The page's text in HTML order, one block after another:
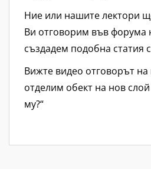
Ние или нашите лектори
Ви отговорим във форума
създадем подобна статия
Вижте видео отговорът на
отделим обект на нов
му?“